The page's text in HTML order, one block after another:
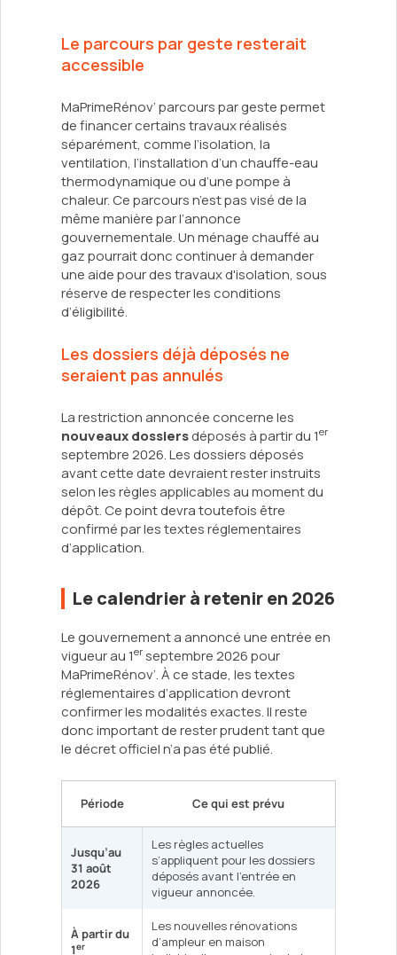
Le parcours par geste resterait
accessible
MaPrimeRénov’ parcours par geste permet
de financer certains travaux réalisés
séparément, comme l’isolation, la
ventilation, l’installation d’un chauffe-eau
thermodynamique ou d’une pompe à
chaleur. Ce parcours n’est pas visé de la
même manière par l’annonce
gouvernementale. Un ménage chauffé au
gaz pourrait donc continuer à demander
une aide pour des travaux d'isolation, sous
réserve de respecter les conditions
d’éligibilité.
Les dossiers déjà déposés ne
seraient pas annulés
La restriction annoncée concerne les
nouveaux dossiersdéposés à partir du 1er
septembre 2026. Les dossiers déposés
avant cette date devraient rester instruits
selon les règles applicables au moment du
dépôt. Ce point devra toutefois être
confirmé par les textes réglementaires
d’application.
Le calendrier à retenir en 2026
Le gouvernement a annoncé une entrée en
vigueur au 1er septembre 2026 pour
MaPrimeRénov’. À ce stade, les textes
réglementaires d’application devront
confirmer les modalités exactes. Il reste
donc important de rester prudent tant que
le décret officiel n’a pas été publié.
Période Ce qui est prévu
Jusqu’au
31 août
2026
Les règles actuelles
s’appliquent pour les dossiers
déposés avant l’entrée en
vigueur annoncée.
À partir du
1er
Les nouvelles rénovations
d’ampleur en maison